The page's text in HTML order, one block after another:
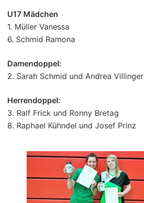
U17 Mädchen
1. Müller Vanessa
6. Schmid Ramona
Damendoppel:
2. Sarah Schmid und Andrea Villinger
Herrendoppel:
3. Ralf Frick und Ronny Bretag
8. Raphael Kühndel und Josef Prinz